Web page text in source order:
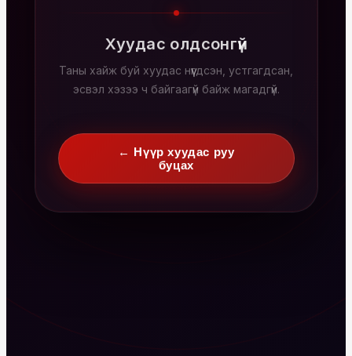
Хуудас олдсонгүй
Таны хайж буй хуудас нүүгдсэн, устгагдсан,
эсвэл хэзээ ч байгаагүй байж магадгүй.
← Нүүр хуудас руу
буцах